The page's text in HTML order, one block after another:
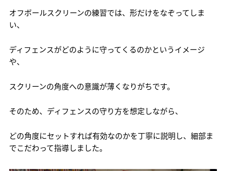
オフボールスクリーンの練習では、形だけをなぞってしま
い、
ディフェンスがどのように守ってくるのかというイメージ
や、
スクリーンの角度への意識が薄くなりがちです。
そのため、ディフェンスの守り方を想定しながら、
どの角度にセットすれば有効なのかを丁寧に説明し、細部ま
でこだわって指導しました。